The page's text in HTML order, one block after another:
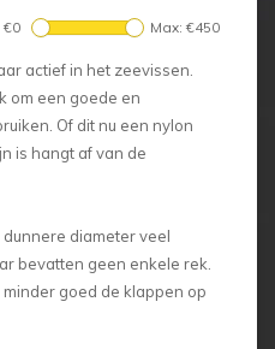
€0 Max: €450
actief in het zeevissen.
om een goede en
Of dit nu een nylon
is hangt af van de
diameter veel
bevatten geen enkele rek.
goed de klappen op